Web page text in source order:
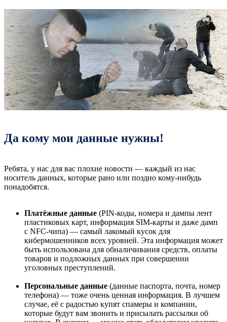
Да кому мои данные нужны!
Ребята, у нас для вас плохие новости — каждый из нас
носитель данных, которые рано или поздно кому-нибудь
понадобятся.
Платёжные данные (PIN-коды, номера и дампы лент
пластиковых карт, информация SIM-карты и даже дамп
с NFC-чипа) — самый лакомый кусок для
кибермошенников всех уровней. Эта информация может
быть использована для обналичивания средств, оплаты
товаров и подложных данных при совершении
уголовных преступлений.
Персональные данные (данные паспорта, почта, номер
телефона) — тоже очень ценная информация. В лучшем
случае, её с радостью купят спамеры и компании,
которые будут вам звонить и присылать рассылки об